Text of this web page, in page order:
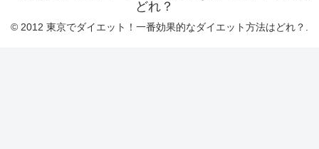
どれ？
© 2012 東京でダイエット！一番効果的なダイエット方法はどれ？.